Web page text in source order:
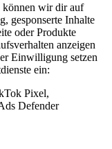
können wir dir auf
gesponserte Inhalte
oder Produkte
anzeigen
Einwilligung setzen
ein:
Pixel,
Defender